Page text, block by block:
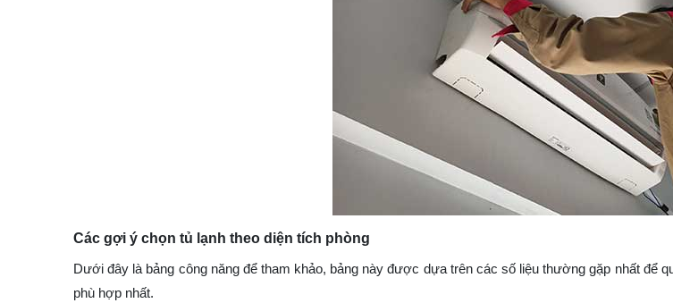
Các gợi ý chọn tủ lạnh theo diện tích phòng
Dưới đây là bảng công năng để tham khảo, bảng này được dựa trên các số liệu thường gặp nhất để
phù hợp nhất.